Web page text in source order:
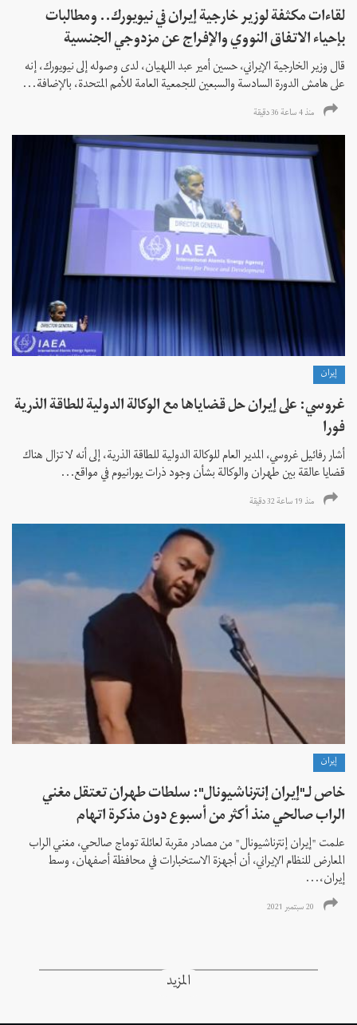
لقاءات مكثفة لوزير خارجية إيران في نيويورك.. ومطالبات
بإحياء الاتفاق النووي والإفراج عن مزدوجي الجنسية
قال وزير الخارجية الإيراني، حسين أمير عبد اللهيان، لدى وصوله إلى نيويورك، إنه
على هامش الدورة السادسة والسبعين للجمعية العامة للأمم المتحدة، بالإضافة...
منذ 4 ساعة 36 دقیقة
إيران
غروسي: على إيران حل قضاياها مع الوكالة الدولية للطاقة الذرية
فورا
أشار رفائيل غروسي، المدير العام للوكالة الدولية للطاقة الذرية، إلى أنه لا تزال هناك
قضايا عالقة بين طهران والوكالة بشأن وجود ذرات يورانيوم في مواقع...
منذ 19 ساعة 32 دقیقة
إيران
خاص لـ"إيران إنترناشيونال": سلطات طهران تعتقل مغني
الراب صالحي منذ أكثر من أسبوع دون مذكرة اتهام
علمت "إيران إنترناشيونال" من مصادر مقربة لعائلة توماج صالحي، مغني الراب
المعارض للنظام الإيراني، أن أجهزة الاستخبارات في محافظة أصفهان، وسط
إيران،...
20 سبتمبر 2021
المزيد